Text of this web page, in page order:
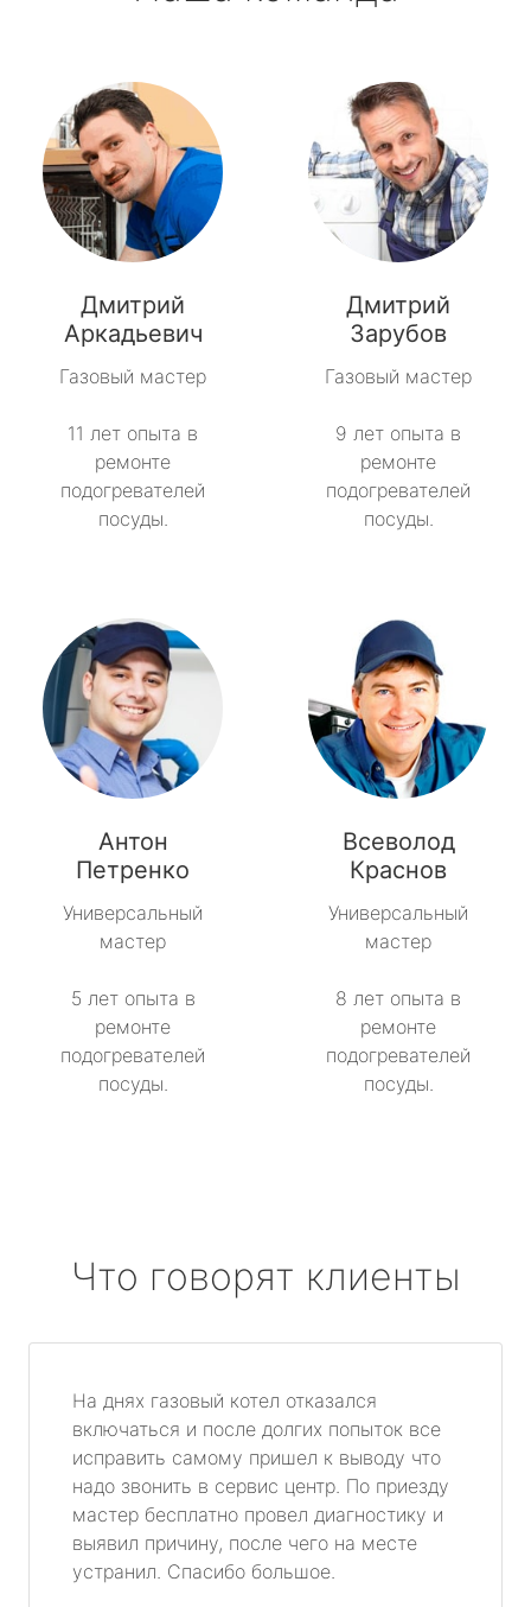
Дмитрий
Аркадьевич
Газовый мастер
11 лет опыта в
ремонте
подогревателей
посуды.
Дмитрий
Зарубов
Газовый мастер
9 лет опыта в
ремонте
подогревателей
посуды.
Антон
Петренко
Универсальный
мастер
5 лет опыта в
ремонте
подогревателей
посуды.
Всеволод
Краснов
Универсальный
мастер
8 лет опыта в
ремонте
подогревателей
посуды.
Что говорят клиенты
На днях газовый котел отказался
включаться и после долгих попыток все
исправить самому пришел к выводу что
надо звонить в сервис центр. По приезду
мастер бесплатно провел диагностику и
выявил причину, после чего на месте
устранил. Спасибо большое.